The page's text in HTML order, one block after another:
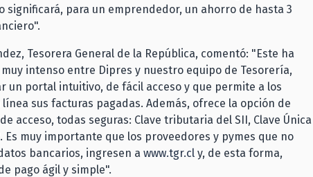
significará, para un emprendedor, un ahorro de hasta 3
Tesorera General de la República, comentó: "Este ha
intenso entre Dipres y nuestro equipo de Tesorería,
un portal intuitivo, de fácil acceso y que permite a los
sus facturas pagadas. Además, ofrece la opción de
acceso, todas seguras: Clave tributaria del SII, Clave Única
Es muy importante que los proveedores y pymes que no
bancarios, ingresen a www.tgr.cl y, de esta forma,
pago ágil y simple".